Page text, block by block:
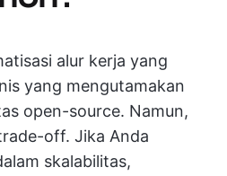
alur kerja yang
yang mengutamakan
open-source. Namun,
off. Jika Anda
skalabilitas,